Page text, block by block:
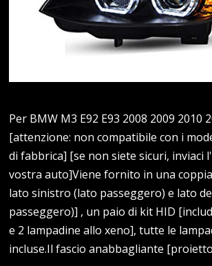
Per BMW M3 E92 E93 2008 2009 2010
[attenzione: non compatibile con i
di fabbrica] [se non siete sicuri, inviaci
vostra auto]Viene fornito in una
lato sinistro (lato passeggero) e lato
passeggero)] , un paio di kit HID
e 2 lampadine allo xeno], tutte le
incluse.Il fascio anabbagliante